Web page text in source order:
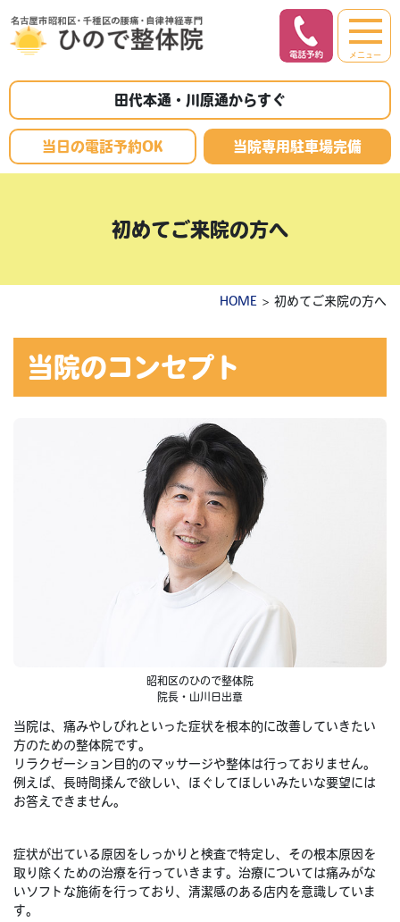
メニュー
田代本通・川原通からすぐ
当日の電話予約OK 当院専用駐車場完備
初めてご来院の方へ
HOME > 初めてご来院の方へ
当院のコンセプト
昭和区のひので整体院
院長・山川日出章
当院は、痛みやしびれといった症状を根本的に改善していきたい
方のための整体院です。
リラクゼーション目的のマッサージや整体は行っておりません。
例えば、長時間揉んで欲しい、ほぐしてほしいみたいな要望には
お答えできません。
症状が出ている原因をしっかりと検査で特定し、その根本原因を
取り除くための治療を行っていきます。治療については痛みがな
いソフトな施術を行っており、清潔感のある店内を意識していま
す。